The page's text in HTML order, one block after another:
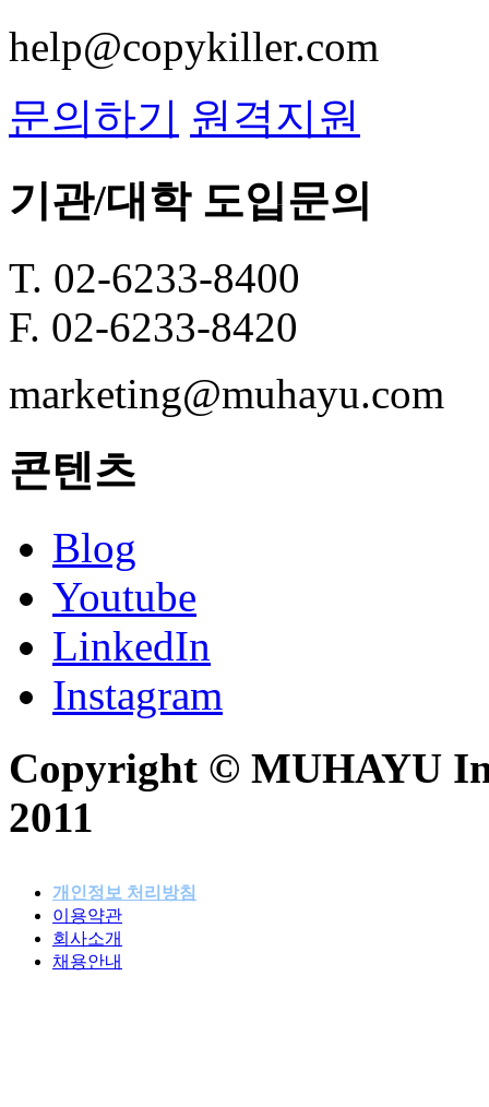
help@copykiller.com
문의하기 원격지원
기관/대학 도입문의
T. 02-6233-8400
F. 02-6233-8420
marketing@muhayu.com
콘텐츠
Blog
Youtube
LinkedIn
Instagram
Copyright © MUHAYU
2011
개인정보 처리방침
이용약관
회사소개
채용안내